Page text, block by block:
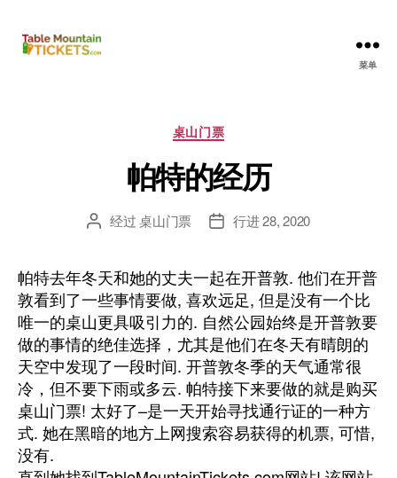
菜单
分
类
目
录
桌山门票
帕特的经历
发
者
经过桌山门票
发
期
行进 28, 2020
帕特去年冬天和她的丈夫一起在开普敦. 他们在开普
敦看到了一些事情要做, 喜欢远足, 但是没有一个比
唯一的桌山更具吸引力的. 自然公园始终是开普敦要
做的事情的绝佳选择，尤其是他们在冬天有晴朗的
天空中发现了一段时间. 开普敦冬季的天气通常很
冷，但不要下雨或多云. 帕特接下来要做的就是购买
桌山门票! 太好了–是一天开始寻找通行证的一种方
式. 她在黑暗的地方上网搜索容易获得的机票, 可惜,
没有.